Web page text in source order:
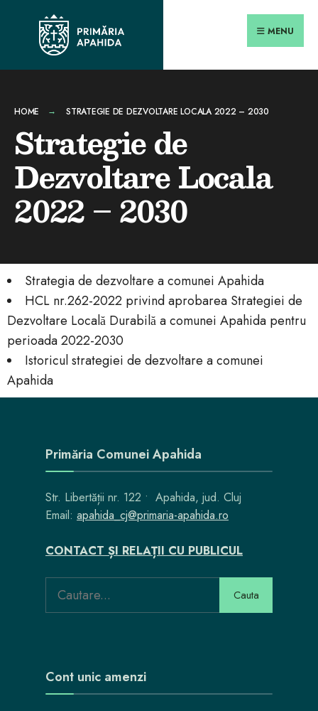
MENU
HOME STRATEGIE DE DEZVOLTARE LOCALA 2022 – 2030
Strategie de
Dezvoltare Locala
2022 – 2030
Strategia de dezvoltare a comunei Apahida
HCL nr.262-2022 privind aprobarea Strategiei de
Dezvoltare Locală Durabilă a comunei Apahida pentru
perioada 2022-2030
Istoricul strategiei de dezvoltare a comunei
Apahida
Primăria Comunei Apahida
Str. Libertății nr. 122 • Apahida, jud. Cluj
Email: apahida_cj@primaria-apahida.ro
CONTACT ȘI RELAȚII CU PUBLICUL
Cauta
Cont unic amenzi